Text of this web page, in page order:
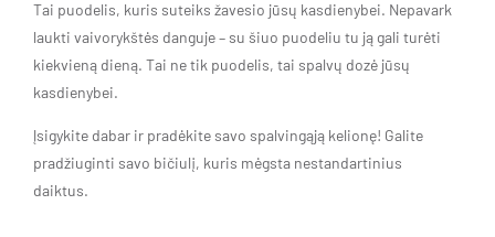
Tai puodelis, kuris suteiks žavesio jūsų kasdienybei. Nepavark
laukti vaivorykštės danguje – su šiuo puodeliu tu ją gali turėti
kiekvieną dieną. Tai ne tik puodelis, tai spalvų dozė jūsų
kasdienybei.
Įsigykite dabar ir pradėkite savo spalvingąją kelionę! Galite
pradžiuginti savo bičiulį, kuris mėgsta nestandartinius
daiktus.